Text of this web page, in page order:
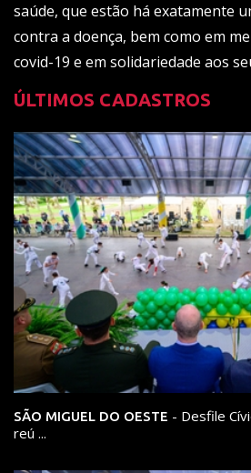
saúde, que estão há exatamente
contra a doença, bem como em
covid-19 e em solidariedade aos
ÚLTIMOS CADASTROS
SÃO MIGUEL DO OESTE - Desfile
reú ...